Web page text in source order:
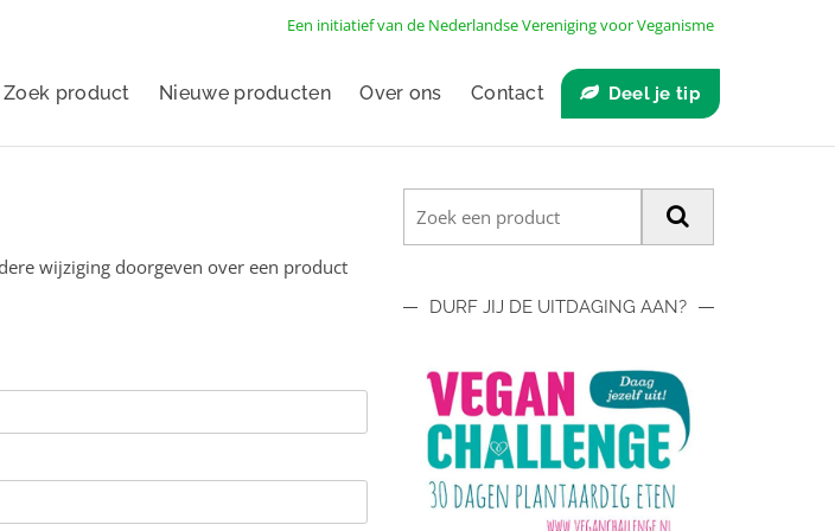
Een initiatief van de Nederlandse Vereniging voor Veganisme
Zoek product Nieuwe producten Over ons Contact Deel je tip
wijziging doorgeven over een product
DURF JIJ DE UITDAGING AAN?